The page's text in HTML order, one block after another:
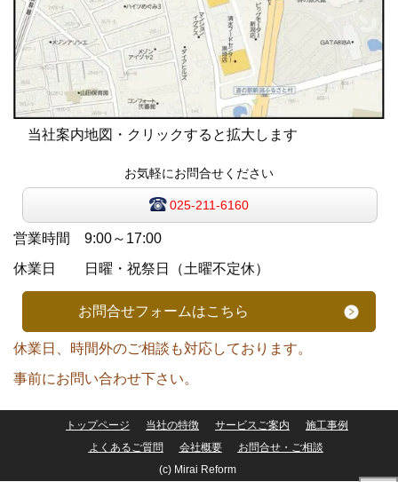
当社案内地図・クリックすると拡大します
お気軽にお問合せください
025-211-6160
営業時間 9:00～17:00
休業日 日曜・祝祭日（土曜不定休）
お問合せフォームはこちら
休業日、時間外のご相談も対応しております。
事前にお問い合わせ下さい。
(c) Mirai Reform
トップページ 当社の特徴 サービスご案内
施工事例
よくあるご質問
会社概要 お問合せ・ご相談